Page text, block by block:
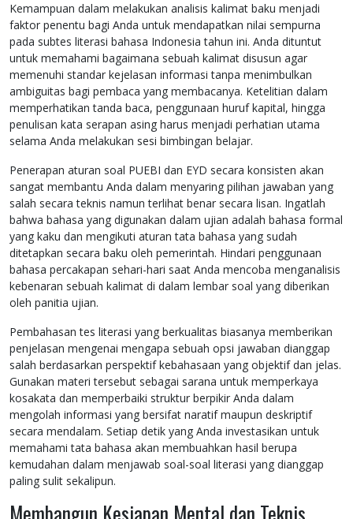
Kemampuan dalam melakukan analisis kalimat baku menjadi
faktor penentu bagi Anda untuk mendapatkan nilai sempurna
pada subtes literasi bahasa Indonesia tahun ini. Anda dituntut
untuk memahami bagaimana sebuah kalimat disusun agar
memenuhi standar kejelasan informasi tanpa menimbulkan
ambiguitas bagi pembaca yang membacanya. Ketelitian dalam
memperhatikan tanda baca, penggunaan huruf kapital, hingga
penulisan kata serapan asing harus menjadi perhatian utama
selama Anda melakukan sesi bimbingan belajar.
Penerapan aturan soal PUEBI dan EYD secara konsisten akan
sangat membantu Anda dalam menyaring pilihan jawaban yang
salah secara teknis namun terlihat benar secara lisan. Ingatlah
bahwa bahasa yang digunakan dalam ujian adalah bahasa formal
yang kaku dan mengikuti aturan tata bahasa yang sudah
ditetapkan secara baku oleh pemerintah. Hindari penggunaan
bahasa percakapan sehari-hari saat Anda mencoba menganalisis
kebenaran sebuah kalimat di dalam lembar soal yang diberikan
oleh panitia ujian.
Pembahasan tes literasi yang berkualitas biasanya memberikan
penjelasan mengenai mengapa sebuah opsi jawaban dianggap
salah berdasarkan perspektif kebahasaan yang objektif dan jelas.
Gunakan materi tersebut sebagai sarana untuk memperkaya
kosakata dan memperbaiki struktur berpikir Anda dalam
mengolah informasi yang bersifat naratif maupun deskriptif
secara mendalam. Setiap detik yang Anda investasikan untuk
memahami tata bahasa akan membuahkan hasil berupa
kemudahan dalam menjawab soal-soal literasi yang dianggap
paling sulit sekalipun.